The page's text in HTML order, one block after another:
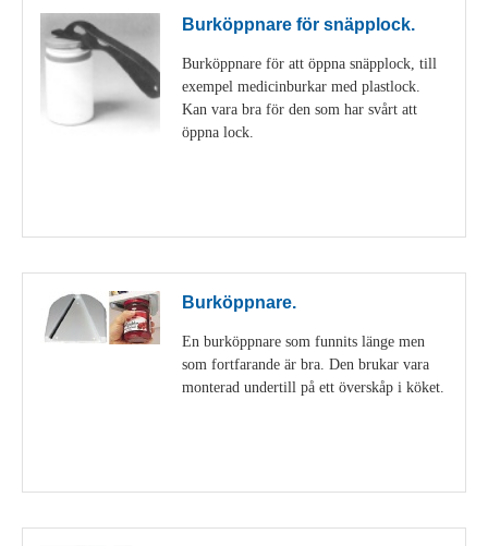
Burköppnare för snäpplock.
Burköppnare för att öppna snäpplock, till
exempel medicinburkar med plastlock.
Kan vara bra för den som har svårt att
öppna lock.
Burköppnare.
En burköppnare som funnits länge men
som fortfarande är bra. Den brukar vara
monterad undertill på ett överskåp i köket.